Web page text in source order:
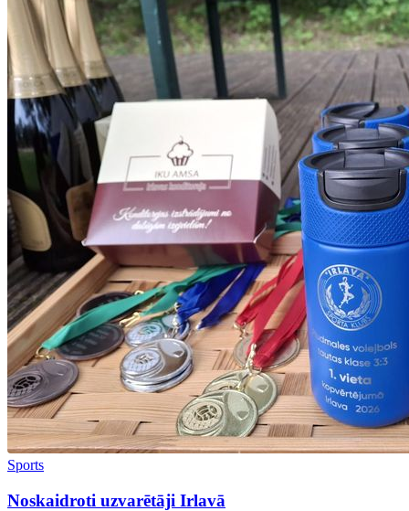
Sports
Noskaidroti uzvarētāji Irlavā